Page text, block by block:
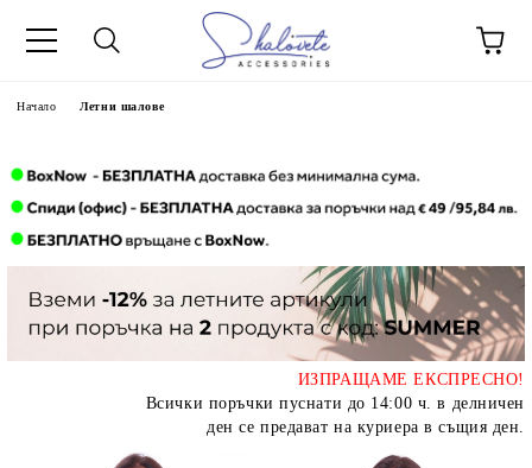
Начало Летни шалове
ИЗПРАЩАМЕ ЕКСПРЕСНО!
Всички поръчки пуснати до 14:00 ч. в делничен
ден се предават на куриера в същия ден.